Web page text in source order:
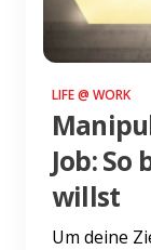
LIFE @ WORK
Job:
willst
Um deine